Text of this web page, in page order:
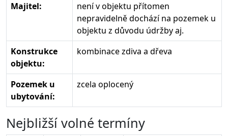
Majitel:
není v objektu přítomen
nepravidelně dochází na pozemek u
objektu z důvodu údržby aj.
Konstrukce
objektu:
kombinace zdiva a dřeva
Pozemek u
ubytování:
zcela oplocený
Nejbližší volné termíny